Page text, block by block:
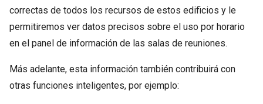
correctas de todos los recursos de estos edificios y le
permitiremos ver datos precisos sobre el uso por horario
en el panel de información de las salas de reuniones.
Más adelante, esta información también contribuirá con
otras funciones inteligentes, por ejemplo: